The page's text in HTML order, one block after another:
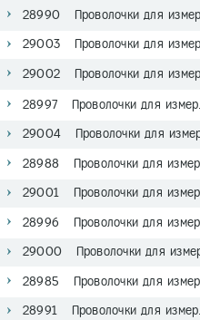
28990 Проволочки для
29003 Проволочки для
29002 Проволочки для
28997 Проволочки для
29004 Проволочки для
28988 Проволочки для
29001 Проволочки для
28996 Проволочки для
29000 Проволочки для
28985 Проволочки для
28991 Проволочки для